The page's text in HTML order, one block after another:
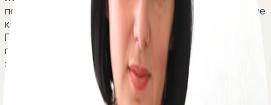
помощник. При этом необходимо письменное согласие
как последнего, так и самого пожилого человека.
Помощник совершает в интересах находящегося под
патронажем человека действия на основании
заключаемых с этим лицом договоров поручения,
доверительного управления имуществом или иного